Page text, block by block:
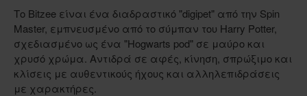
Το Bitzee είναι ένα διαδραστικό "digipet" από την Spin
Master, εμπνευσμένο από το σύμπαν του Harry Potter,
σχεδιασμένο ως ένα "Hogwarts pod" σε μαύρο και
χρυσό χρώμα. Αντιδρά σε αφές, κίνηση, σπρώξιμο και
κλίσεις με αυθεντικούς ήχους και αλληλεπιδράσεις
με χαρακτήρες.